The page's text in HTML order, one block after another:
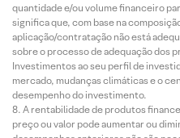
quantidade e/ou volume financeiro
significa que, com base na
aplicação/contratação não está
sobre o processo de adequação dos
Investimentos ao seu perfil de
mercado, mudanças climáticas e o
desempenho do investimento.
A rentabilidade de produtos
preço ou valor pode aumentar ou